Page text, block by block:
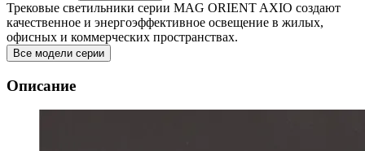
Трековые светильники серии MAG ORIENT AXIO создают
качественное и энергоэффективное освещение в жилых,
офисных и коммерческих пространствах.
Все модели серии
Описание